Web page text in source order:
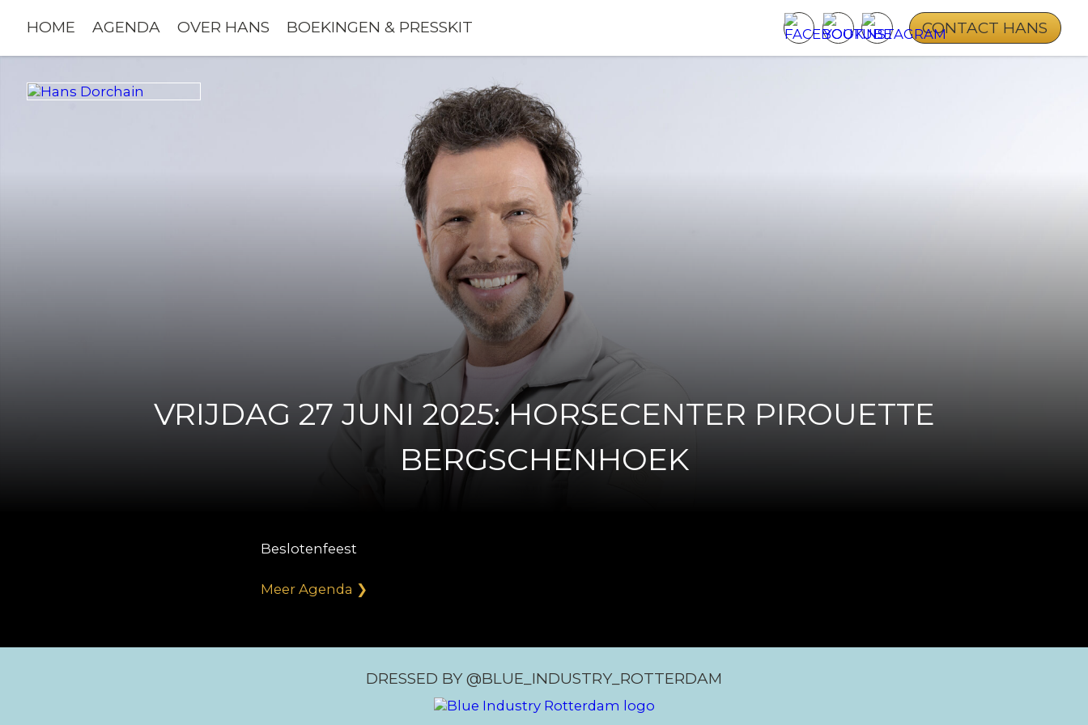
HOME AGENDA OVER HANS BOEKINGEN & PRESSKIT CONTACT HANS
VRIJDAG 27 JUNI 2025: HORSECENTER PIROUETTE
BERGSCHENHOEK
Beslotenfeest
Meer Agenda ❯
DRESSED BY @BLUE_INDUSTRY_ROTTERDAM